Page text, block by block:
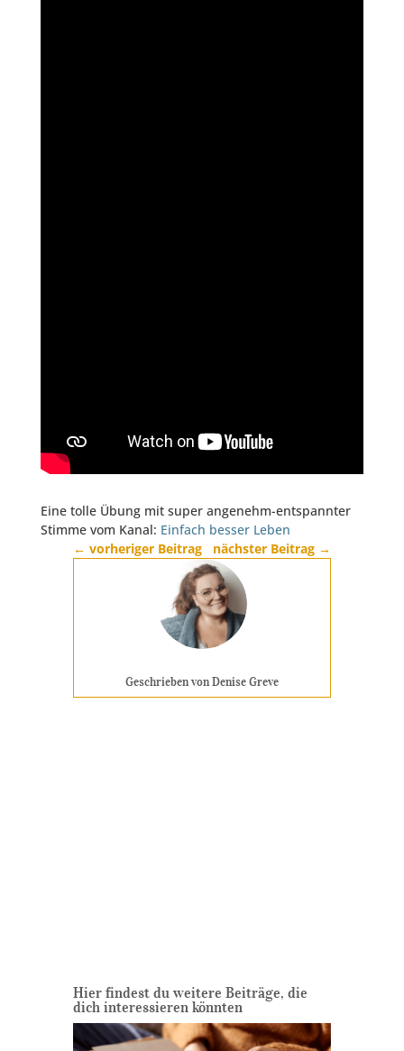
Eine tolle Übung mit super angenehm-entspannter
Stimme vom Kanal: Einfach besser Leben
← vorheriger Beitrag nächster Beitrag →
Geschrieben von Denise Greve
Hier findest du weitere Beiträge, die
dich interessieren könnten